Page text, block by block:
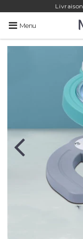
Livraison
Menu